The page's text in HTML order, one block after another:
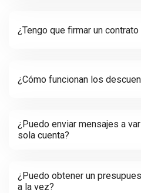
¿Tengo que firmar un
¿Cómo funcionan los
¿Puedo enviar mensajes a
sola cuenta?
¿Puedo obtener un
a la vez?